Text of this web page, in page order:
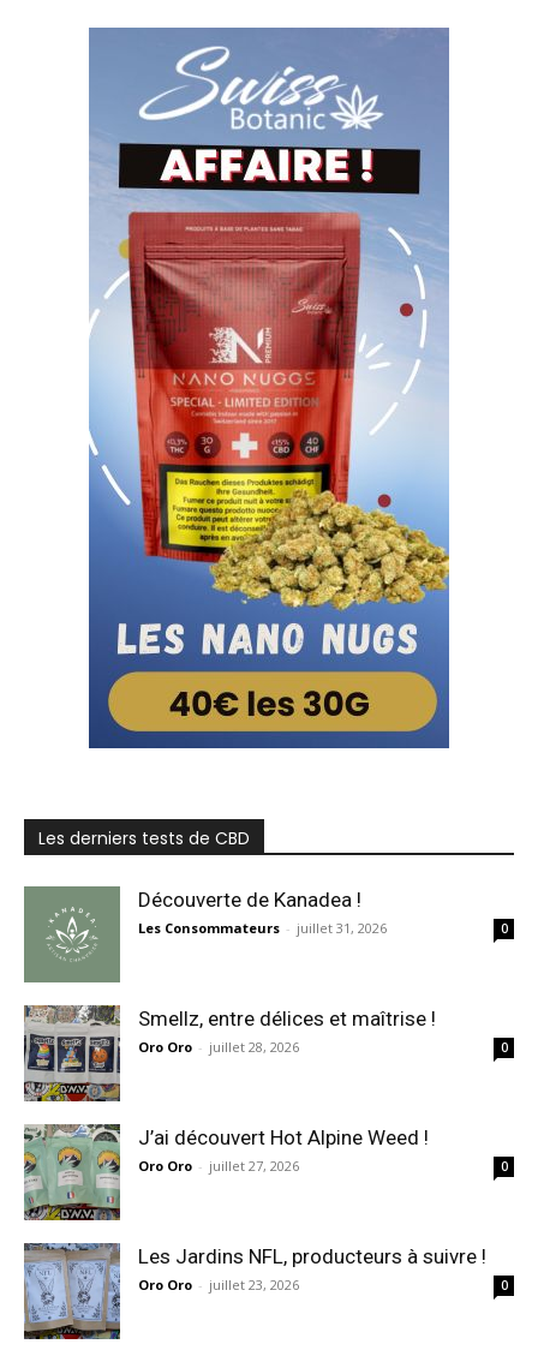
Les derniers tests de CBD
Découverte de Kanadea !
Les Consommateurs - juillet 31, 2026 0
Smellz, entre délices et maîtrise !
Oro Oro - juillet 28, 2026 0
J’ai découvert Hot Alpine Weed !
Oro Oro - juillet 27, 2026 0
Les Jardins NFL, producteurs à suivre !
Oro Oro - juillet 23, 2026 0